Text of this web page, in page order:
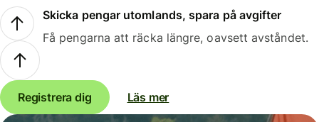
Skicka pengar utomlands, spara på avgifter
Få pengarna att räcka längre, oavsett avståndet.
Registrera dig Läs mer